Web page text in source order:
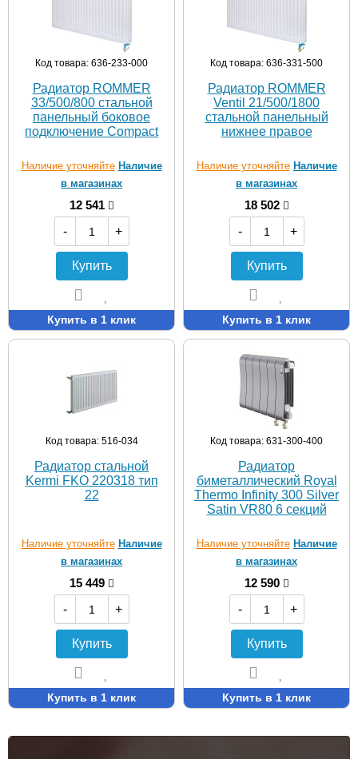
Код товара: 636-233-000
Радиатор ROMMER
33/500/800 стальной
панельный боковое
подключение Compact
Наличие уточняйте Наличие
в магазинах
12 541
-
+
Купить
Купить в 1 клик
Код товара: 636-331-500
Радиатор ROMMER
Ventil 21/500/1800
стальной панельный
нижнее правое
Наличие уточняйте Наличие
в магазинах
18 502
-
+
Купить
Купить в 1 клик
Код товара: 516-034
Радиатор стальной
Kermi FKО 220318 тип
22
Наличие уточняйте Наличие
в магазинах
15 449
-
+
Купить
Купить в 1 клик
Код товара: 631-300-400
Радиатор
биметаллический Royal
Thermo Infinity 300 Silver
Satin VR80 6 секций
Наличие уточняйте Наличие
в магазинах
12 590
-
+
Купить
Купить в 1 клик